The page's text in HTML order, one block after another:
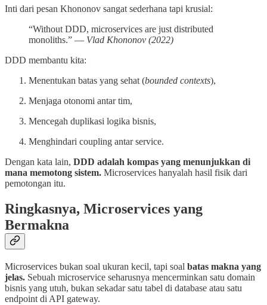
Inti dari pesan Khononov sangat sederhana tapi krusial:
“Without DDD, microservices are just distributed
monoliths.” — Vlad Khononov (2022)
DDD membantu kita:
Menentukan batas yang sehat (bounded contexts),
Menjaga otonomi antar tim,
Mencegah duplikasi logika bisnis,
Menghindari coupling antar service.
Dengan kata lain, DDD adalah kompas yang menunjukkan di
mana memotong sistem. Microservices hanyalah hasil fisik dari
pemotongan itu.
Ringkasnya, Microservices yang
Bermakna
Microservices bukan soal ukuran kecil, tapi soal batas makna yang
jelas. Sebuah microservice seharusnya mencerminkan satu domain
bisnis yang utuh, bukan sekadar satu tabel di database atau satu
endpoint di API gateway.